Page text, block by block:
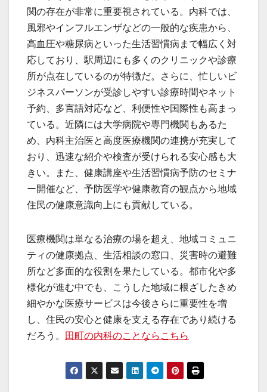
関の存在が非常に重要視されている。内科では、
風邪やインフルエンザなどの一般的な疾患から、
高血圧や糖尿病といった生活習慣病まで幅広く対
応しており、駅周辺にも多くのクリニックや診療
所が点在しているのが特徴だ。さらに、忙しいビ
ジネスパーソンが受診しやすい診療時間やネット
予約、多言語対応など、利便性や国際性も高まっ
ている。近隣には大学病院や専門機関もあるた
め、内科主治医と高度医療機関の連携が充実して
おり、迅速な紹介や検査が受けられる安心感も大
きい。また、健康講座や生活習慣病予防のセミナ
ー開催など、予防医学や健康教育の観点から地域
住民の健康意識向上にも貢献している。
医療機関は単なる治療の場を超え、地域コミュニ
ティの健康拠点、生活相談の窓口、災害時の避難
所など多面的な役割を果たしている。都市化や多
様化が進む中でも、こうした地域に根ざしたきめ
細やかな医療サービスは今後さらに重要性を増
し、住民の安心と健康を支える存在であり続ける
だろう。
田町の内科のことならこちら